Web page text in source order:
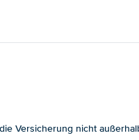
Versicherung nicht